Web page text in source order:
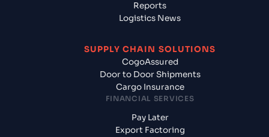
Reports
Logistics News
SUPPLY CHAIN SOLUTIONS
CogoAssured
Door to Door Shipments
Cargo Insurance
FINANCIAL SERVICES
Pay Later
Export Factoring